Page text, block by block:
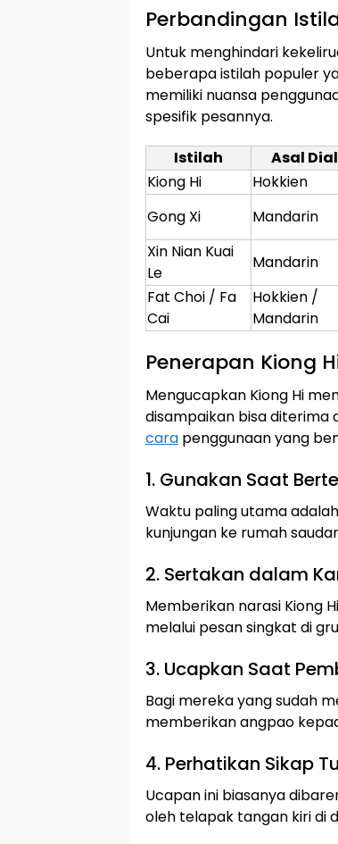
Perbandingan
Untuk menghindari
beberapa istilah populer
memiliki nuansa
spesifik pesannya.
Istilah
Asal
Kiong Hi
Hokkien
Gong Xi
Mandarin
Xin Nian Kuai
Le
Mandarin
Fat Choi / Fa
Cai
Hokkien /
Mandarin
Penerapan Kiong
Mengucapkan Kiong Hi
disampaikan bisa diterima
cara penggunaan yang
1. Gunakan Saat
Waktu paling utama
kunjungan ke rumah
2. Sertakan dalam
Memberikan narasi Kiong
melalui pesan singkat di
3. Ucapkan Saat
Bagi mereka yang sudah
memberikan angpao
4. Perhatikan Sikap
Ucapan ini biasanya
oleh telapak tangan kiri di